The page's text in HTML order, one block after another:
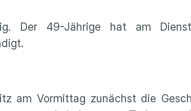
Der 49-Jährige hat am
am Vormittag zunächst die